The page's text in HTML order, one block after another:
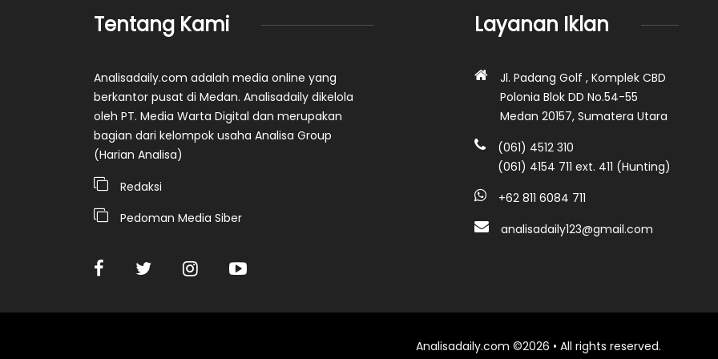
Tentang Kami
Analisadaily.com adalah media online yang
berkantor pusat di Medan. Analisadaily dikelola
oleh PT. Media Warta Digital dan merupakan
bagian dari kelompok usaha Analisa Group
(Harian Analisa)
Redaksi
Pedoman Media Siber
Layanan Iklan
Jl. Padang Golf , Komplek CBD
Polonia Blok DD No.54-55
Medan 20157, Sumatera Utara
(061) 4512 310
(061) 4154 711 ext. 411 (Hunting)
+62 811 6084 711
analisadaily123@gmail.com
Analisadaily.com ©2026 • All rights reserved.